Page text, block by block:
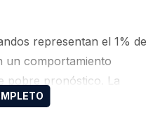
representan el 1% de
un comportamiento
pobre pronóstico. La
en enfermedad